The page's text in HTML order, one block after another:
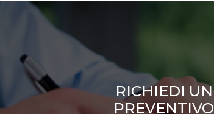
RICHIEDI UN
PREVENTIVO